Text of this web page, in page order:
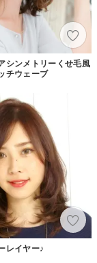
シンメトリーくせ毛風
チウェーブ
レイヤー♪